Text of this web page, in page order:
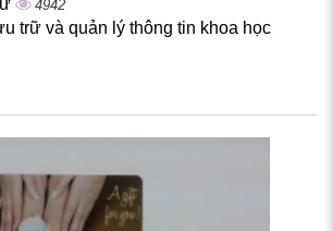
4942
trữ và quản lý thông tin khoa học